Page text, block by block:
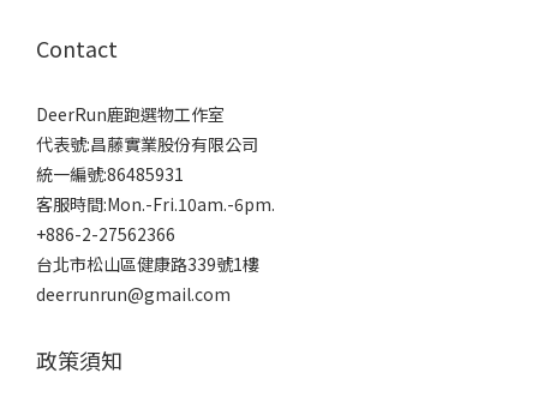
Contact
DeerRun鹿跑選物工作室
代表號:昌藤實業股份有限公司
統一編號:86485931
客服時間:Mon.-Fri.10am.-6pm.
+886-2-27562366
台北市松山區健康路339號1樓
deerrunrun@gmail.com
政策須知